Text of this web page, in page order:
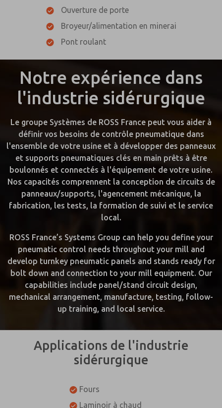
Ouverture de porte
Broyeur/alimentation en minerai
Pont roulant
Notre expérience dans
l'industrie sidérurgique
Le groupe Systèmes de ROSS France peut vous aider à
définir vos besoins de contrôle pneumatique dans
l'ensemble de votre usine et à développer des panneaux
et supports pneumatiques clés en main prêts à être
boulonnés et connectés à l'équipement de votre usine.
Nos capacités comprennent la conception de circuits de
panneaux/supports, l'agencement mécanique, la
fabrication, les tests, la formation de suivi et le service
local.
ROSS France’s Systems Group can help you define your
pneumatic control needs throughout your mill and
develop turnkey pneumatic panels and stands ready for
bolt down and connection to your mill equipment. Our
capabilities include panel/stand circuit design,
mechanical arrangement, manufacture, testing, follow-
up training, and local service.
Applications de l'industrie
sidérurgique
Fours
Laminoir à chaud